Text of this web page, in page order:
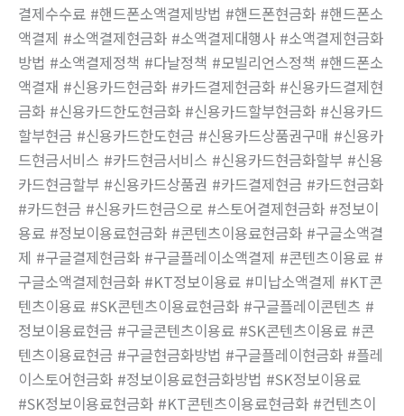
결제수수료 #핸드폰소액결제방법 #핸드폰현금화 #핸드폰소
액결제 #소액결제현금화 #소액결제대행사 #소액결제현금화
방법 #소액결제정책 #다날정책 #모빌리언스정책 #핸드폰소
액결재 #신용카드현금화 #카드결제현금화 #신용카드결제현
금화 #신용카드한도현금화 #신용카드할부현금화 #신용카드
할부현금 #신용카드한도현금 #신용카드상품권구매 #신용카
드현금서비스 #카드현금서비스 #신용카드현금화할부 #신용
카드현금할부 #신용카드상품권 #카드결제현금 #카드현금화
#카드현금 #신용카드현금으로 #스토어결제현금화 #정보이
용료 #정보이용료현금화 #콘텐츠이용료현금화 #구글소액결
제 #구글결제현금화 #구글플레이소액결제 #콘텐츠이용료 #
구글소액결제현금화 #KT정보이용료 #미납소액결제 #KT콘
텐츠이용료 #SK콘텐츠이용료현금화 #구글플레이콘텐츠 #
정보이용료현금 #구글콘텐츠이용료 #SK콘텐츠이용료 #콘
텐츠이용료현금 #구글현금화방법 #구글플레이현금화 #플레
이스토어현금화 #정보이용료현금화방법 #SK정보이용료
#SK정보이용료현금화 #KT콘텐츠이용료현금화 #컨텐츠이